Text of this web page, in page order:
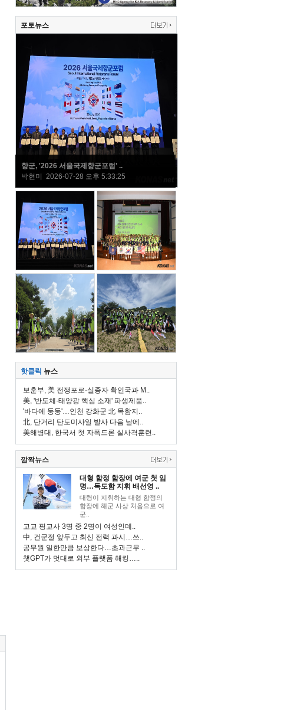
포토뉴스
향군, '2026 서울국제향군포럼' ..
박현미 2026-07-28 오후 5:33:25
핫클릭 뉴스
보훈부, 美 전쟁포로·실종자 확인국과 M..
美, '반도체·태양광 핵심 소재' 파생제품..
'바다에 둥둥'…인천 강화군 北 목함지..
北, 단거리 탄도미사일 발사 다음 날에..
美해병대, 한국서 첫 자폭드론 실사격훈련..
깜짝뉴스
대형 함정 함장에 여군 첫 임
명…독도함 지휘 배선영 ..
대령이 지휘하는 대형 함정의
함장에 해군 사상 처음으로 여
군..
고교 평교사 3명 중 2명이 여성인데..
中, 건군절 앞두고 최신 전력 과시…쓰..
공무원 일한만큼 보상한다…초과근무 ..
챗GPT가 멋대로 외부 플랫폼 해킹…..